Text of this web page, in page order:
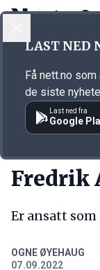
Annonsørinnhold
Fredrik
Er ansatt
OGNE ØYEHAUG
07.09.2022
LAST NED
Få nett.no
de siste
Last ned fra
Google